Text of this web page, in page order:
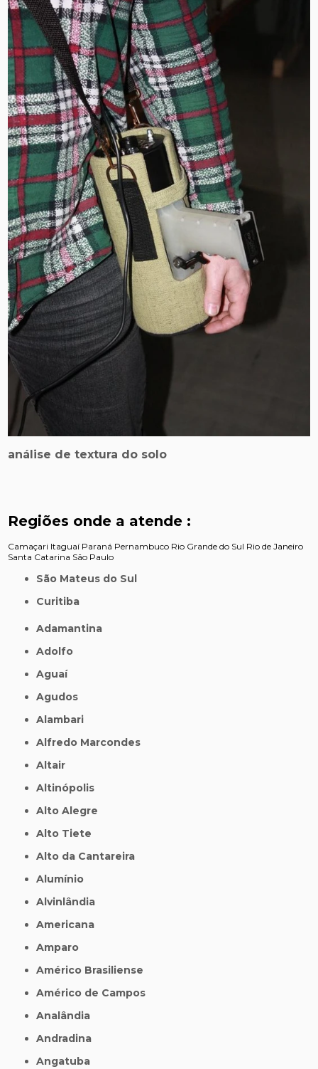
análise de textura do solo
Regiões onde a atende :
Camaçari Itaguaí Paraná Pernambuco Rio Grande do Sul Rio de Janeiro
Santa Catarina São Paulo
São Mateus do Sul
Curitiba
Adamantina
Adolfo
Aguaí
Agudos
Alambari
Alfredo Marcondes
Altair
Altinópolis
Alto Alegre
Alto Tiete
Alto da Cantareira
Alumínio
Alvinlândia
Americana
Amparo
Américo Brasiliense
Américo de Campos
Analândia
Andradina
Angatuba